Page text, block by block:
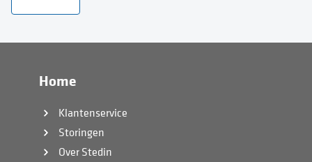
Home
Klantenservice
Storingen
Over Stedin